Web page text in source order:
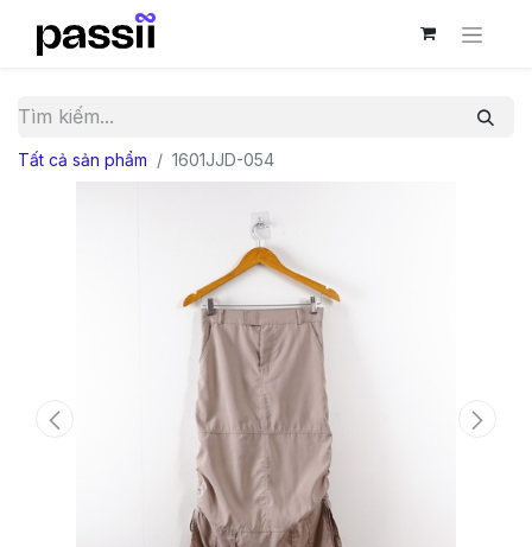
Tất cả sản phẩm 1601JJD-054